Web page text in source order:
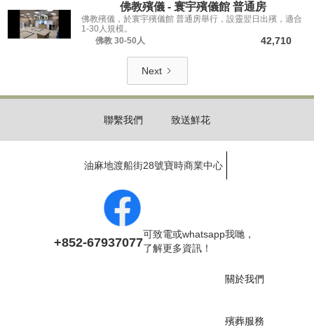
佛教殯儀 - 寰宇殯儀館 普通房
佛教殯儀，於寰宇殯儀館 普通房舉行，設靈翌日出殯，適合
1-30人規模。
佛教 30-50人 42,710
Next
聯繫我們 致送鮮花
油麻地渡船街28號寶時商業中心
關於我們
殯葬服務
+852-67937077
可致電或whatsapp我哋，
了解更多資訊！